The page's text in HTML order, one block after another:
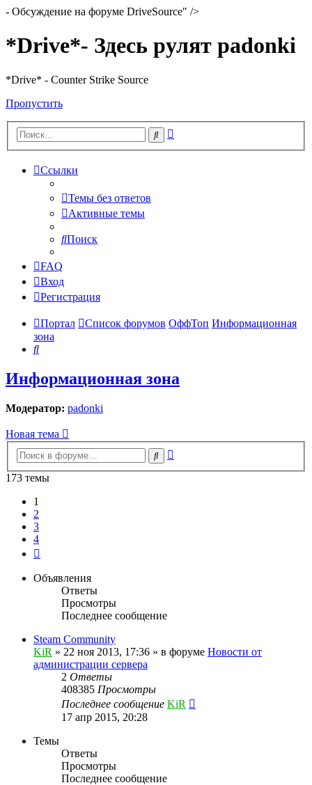
- Обсуждение на форуме DriveSource" />
*Drive*- Здесь рулят padonki
*Drive* - Counter Strike Source
Пропустить
Поиск
Ссылки
Темы без ответов
Активные темы
Поиск
FAQ
Вход
Регистрация
Портал Список форумов ОффТоп Информационная
зона
Поиск
Информационная зона
Модератор: padonki
Новая тема
Поиск
173 темы
1
2
3
4
Объявления
Ответы
Просмотры
Последнее сообщение
Steam Community
KiR » 22 ноя 2013, 17:36 » в форуме Новости от
администрации сервера
2 Ответы
408385 Просмотры
Последнее сообщение KiR
17 апр 2015, 20:28
Темы
Ответы
Просмотры
Последнее сообщение